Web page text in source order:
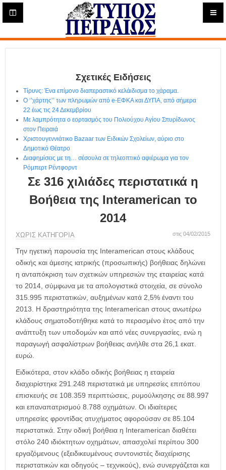
Η
ε
ρ
Σχετικές Ειδήσεις
Τίρυνς: Ένα επίμονο διαπεραστικό κελάιδισμα το χάραμα.
Ο ‘’χάρτης’’ των πληρωμών από e-ΕΦΚΑ και ΔΥΠΑ, από σήμερα
22 έως τις 24 Δεκεμβρίου
Με λαμπρότητα ο εορτασμός του Πολιούχου Αγίου Σπυρίδωνος
στον Πειραιά
Χριστουγεννιάτικο Bazaar των Ειδικών Σχολείων, αύριο στο
Δημοτικό Θέατρο
Διαφημίσεις με τη… σέσουλα σε τηλεοπτικό αφιέρωμα για τον
Ρόμπερτ Ρέντφορντ
Σε 316 χιλιάδες περιστατικά η
Βοήθεια της Interamerican το
2014
ΧΩΡΊΣ ΚΑΤΗΓΟΡΊΑ στις 04/02/2015
Την ηγετική παρουσία της Interamerican στους κλάδους
οδικής και άμεσης ιατρικής (προσωπικής) βοήθειας δηλώνει
η ανταπόκριση των σχετικών υπηρεσιών της εταιρείας κατά
το 2014, σύμφωνα με τα απολογιστικά στοιχεία, σε σύνολο
315.995 περιστατικών, αυξημένων κατά 2,5% έναντι του
2013. Η δραστηριότητα της Interamerican στους ανωτέρω
κλάδους σηματοδοτήθηκε κατά το περασμένο έτος από την
ανάπτυξη των υποδομών και από νέες συνεργασίες, ενώ η
παραγωγή ασφαλίστρων βοήθειας ανήλθε στα 26,1 εκατ.
ευρώ.
Ειδικότερα, στον κλάδο οδικής βοήθειας η εταιρεία
διαχειρίστηκε 291.248 περιστατικά με υπηρεσίες επιτόπου
επισκευής σε 108.359 περιπτώσεις, ρυμούλκησης σε 88.997
και επαναπατρισμού 8.788 οχημάτων. Οι ιδιαίτερες
υπηρεσίες φροντίδας ατυχήματος αφορούσαν σε 85.104
περιστατικά. Στην οδική βοήθεια η Interamerican διαθέτει
στόλο 240 ιδιόκτητων οχημάτων, απασχολεί περίπου 300
εργαζόμενους (εξειδικευμένους συντονιστές διαχείρισης
περιστατικών και οδηγούς – τεχνικούς), ενώ συνεργάζεται και